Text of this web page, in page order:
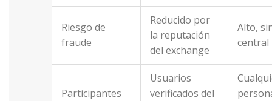
Riesgo de
fraude
Reducido por
la reputación
del exchange
Alto,
central
Participantes
Usuarios
verificados del